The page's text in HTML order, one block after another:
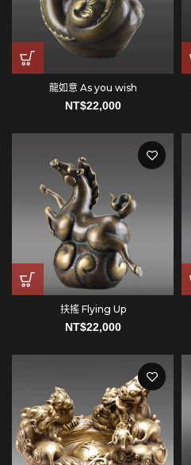
龍如意 As you wish
NT$22,000
扶搖 Flying Up
NT$22,000